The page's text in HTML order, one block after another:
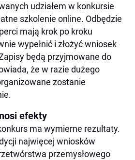
udziałem w konkursie
szkolenie online. Odbędzie
mają krok po kroku
wypełnić i złożyć wniosek
będą przyjmowane do
że w razie dużego
zostanie
efekty
ma wymierne rezultaty.
najwięcej wniosków
przemysłowego